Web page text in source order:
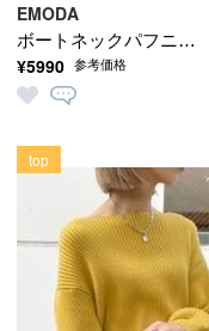
ボートネックパフニッ
ト
EMODA
¥5990 参考価格
top